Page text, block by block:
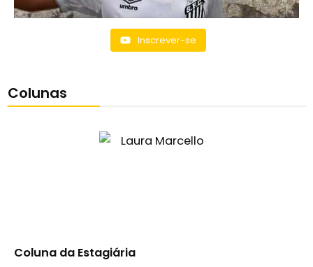
Inscrever-se
Colunas
Coluna da Estagiária